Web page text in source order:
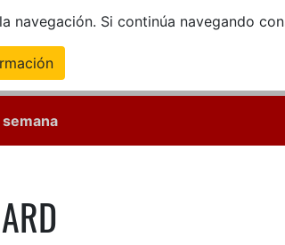
Si continúa navegando